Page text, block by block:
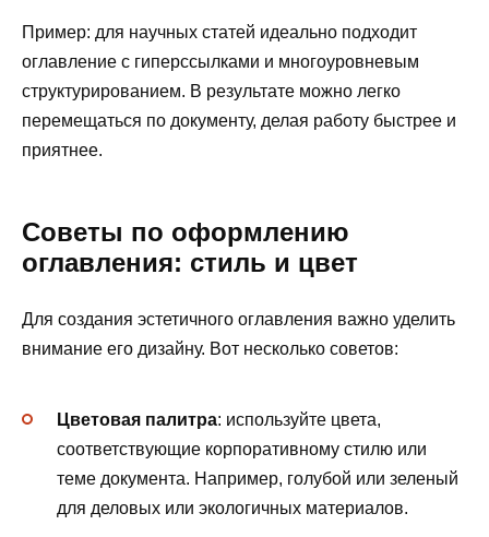
Пример: для научных статей идеально подходит
оглавление с гиперссылками и многоуровневым
структурированием. В результате можно легко
перемещаться по документу, делая работу быстрее и
приятнее.
Советы по оформлению
оглавления: стиль и цвет
Для создания эстетичного оглавления важно уделить
внимание его дизайну. Вот несколько советов:
Цветовая палитра: используйте цвета,
соответствующие корпоративному стилю или
теме документа. Например, голубой или зеленый
для деловых или экологичных материалов.